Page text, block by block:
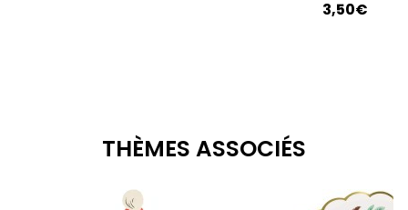
3,50€
THÈMES ASSOCIÉS